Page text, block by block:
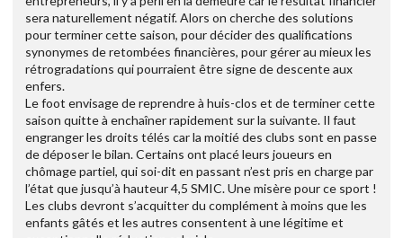
sera naturellement négatif. Alors on cherche des solutions
pour terminer cette saison, pour décider des qualifications
synonymes de retombées financières, pour gérer au mieux les
rétrogradations qui pourraient être signe de descente aux
enfers.
Le foot envisage de reprendre à huis-clos et de terminer cette
saison quitte à enchaîner rapidement sur la suivante. Il faut
engranger les droits télés car la moitié des clubs sont en passe
de déposer le bilan. Certains ont placé leurs joueurs en
chômage partiel, qui soi-dit en passant n’est pris en charge par
l’état que jusqu’à hauteur 4,5 SMIC. Une misère pour ce sport !
Les clubs devront s’acquitter du complément à moins que les
enfants gâtés et les autres consentent à une légitime et